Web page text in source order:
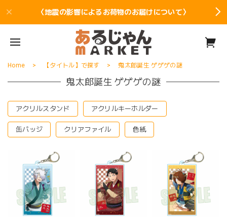
〈地震の影響によるお荷物のお届けについて〉
Home 【タイトル】で探す 鬼太郎誕生 ゲゲゲの謎
鬼太郎誕生 ゲゲゲの謎
アクリルスタンド アクリルキーホルダー
缶バッジ クリアファイル 色紙